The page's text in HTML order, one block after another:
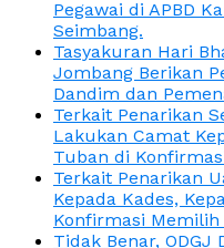
Pegawai di APBD
Seimbang.
Tasyakuran Hari
Jombang Berikan
Dandim dan
Terkait Penarikan
Lakukan Camat
Tuban di
Terkait Penarikan
Kepada Kades,
Konfirmasi Memilih
Tidak Benar, ODGJ